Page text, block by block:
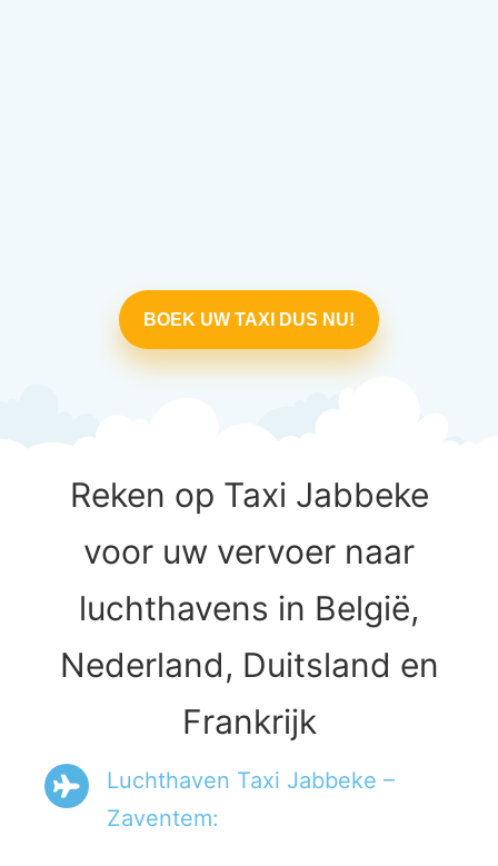
BOEK UW TAXI DUS NU!
Reken op Taxi Jabbeke
voor uw vervoer naar
luchthavens in België,
Nederland, Duitsland en
Frankrijk
Luchthaven Taxi Jabbeke –
Zaventem: